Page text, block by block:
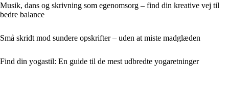
Musik, dans og skrivning som egenomsorg – find din kreative vej til
bedre balance
Små skridt mod sundere opskrifter – uden at miste madglæden
Find din yogastil: En guide til de mest udbredte yogaretninger